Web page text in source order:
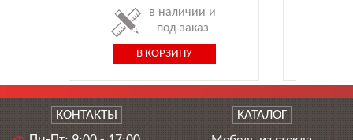
КОНТАКТЫ
КАТАЛОГ